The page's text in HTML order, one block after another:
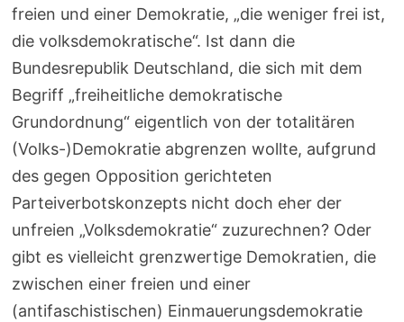
freien und einer Demokratie, „die weniger frei ist,
die volksdemokratische“. Ist dann die
Bundesrepublik Deutschland, die sich mit dem
Begriff „freiheitliche demokratische
Grundordnung“ eigentlich von der totalitären
(Volks-)Demokratie abgrenzen wollte, aufgrund
des gegen Opposition gerichteten
Parteiverbotskonzepts nicht doch eher der
unfreien „Volksdemokratie“ zuzurechnen? Oder
gibt es vielleicht grenzwertige Demokratien, die
zwischen einer freien und einer
(antifaschistischen) Einmauerungsdemokratie